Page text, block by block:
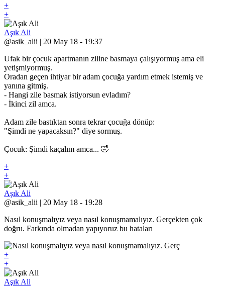
+
+
Aşık Ali
@asik_alii | 20 May 18 - 19:37
Ufak bir çocuk apartmanın ziline basmaya çalışıyormuş ama eli
yetişmiyormuş.
Oradan geçen ihtiyar bir adam çocuğa yardım etmek istemiş ve
yanına gitmiş.
- Hangi zile basmak istiyorsun evladım?
- İkinci zil amca.
Adam zile bastıktan sonra tekrar çocuğa dönüp:
"Şimdi ne yapacaksın?" diye sormuş.
Çocuk: Şimdi kaçalım amca... 🤣
+
+
Aşık Ali
@asik_alii | 20 May 18 - 19:28
Nasıl konuşmalıyız veya nasıl konuşmamalıyız. Gerçekten çok
doğru. Farkında olmadan yapıyoruz bu hataları
+
+
Aşık Ali